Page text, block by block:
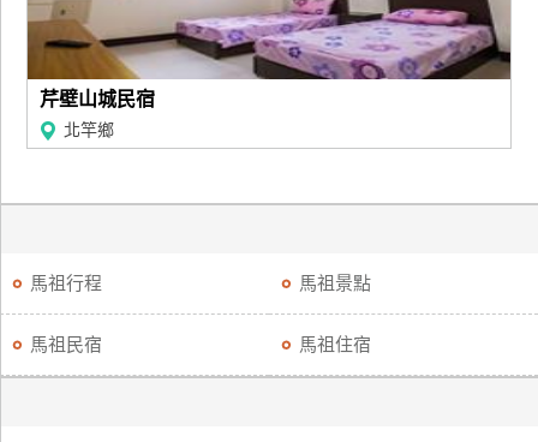
芹壁山城民宿
北竿鄉
馬祖行程 馬祖景點
馬祖民宿 馬祖住宿